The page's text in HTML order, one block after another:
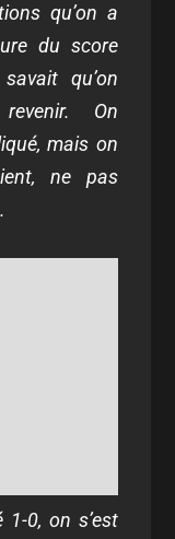
qu’on a
du score
qu’on
On
mais on
ne pas
0, on s’est